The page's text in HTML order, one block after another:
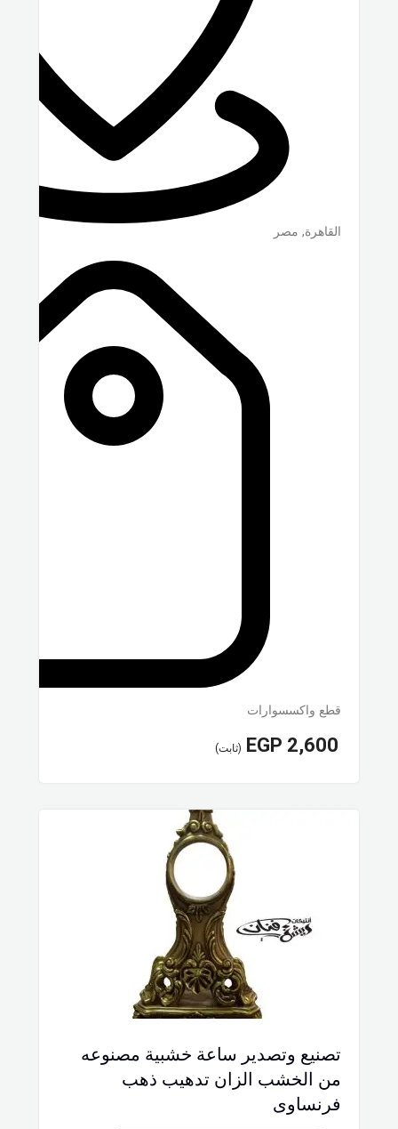
القاهرة, مصر
قطع واكسسوارات
EGP 2,600 (ثابت)
تصنيع وتصدير ساعة خشبية مصنوعه
من الخشب الزان تدهيب ذهب
فرنساوى